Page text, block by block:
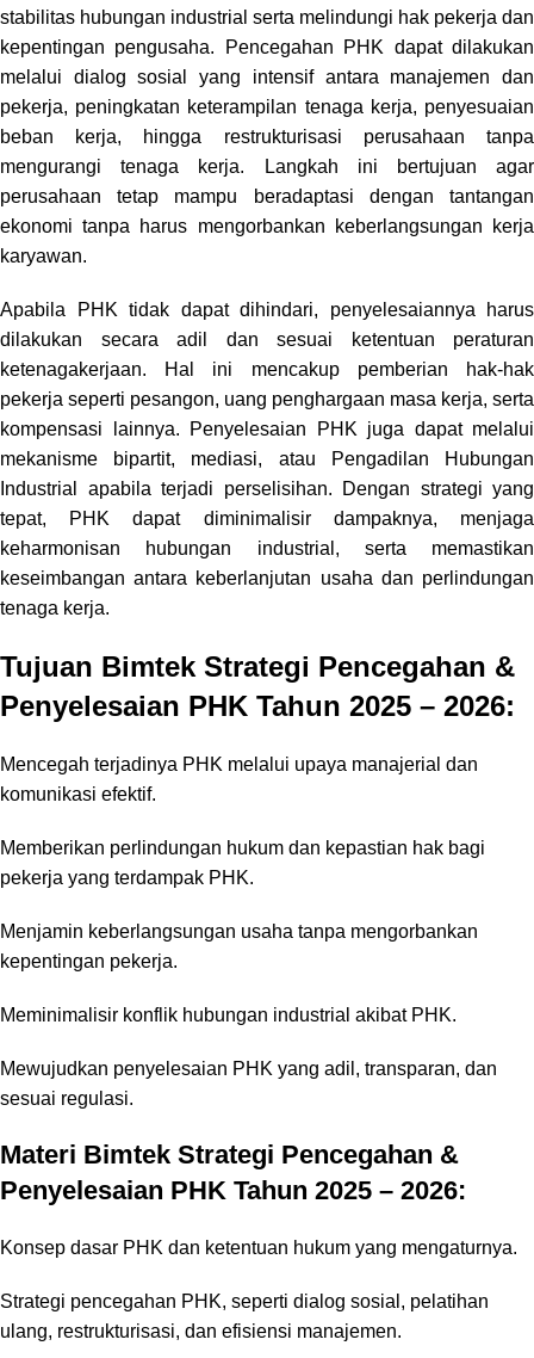
stabilitas hubungan industrial serta melindungi hak pekerja dan
kepentingan pengusaha. Pencegahan PHK dapat dilakukan
melalui dialog sosial yang intensif antara manajemen dan
pekerja, peningkatan keterampilan tenaga kerja, penyesuaian
beban kerja, hingga restrukturisasi perusahaan tanpa
mengurangi tenaga kerja. Langkah ini bertujuan agar
perusahaan tetap mampu beradaptasi dengan tantangan
ekonomi tanpa harus mengorbankan keberlangsungan kerja
karyawan.
Apabila PHK tidak dapat dihindari, penyelesaiannya harus
dilakukan secara adil dan sesuai ketentuan peraturan
ketenagakerjaan. Hal ini mencakup pemberian hak-hak
pekerja seperti pesangon, uang penghargaan masa kerja, serta
kompensasi lainnya. Penyelesaian PHK juga dapat melalui
mekanisme bipartit, mediasi, atau Pengadilan Hubungan
Industrial apabila terjadi perselisihan. Dengan strategi yang
tepat, PHK dapat diminimalisir dampaknya, menjaga
keharmonisan hubungan industrial, serta memastikan
keseimbangan antara keberlanjutan usaha dan perlindungan
tenaga kerja.
Tujuan Bimtek Strategi Pencegahan &
Penyelesaian PHK Tahun 2025 – 2026:
Mencegah terjadinya PHK melalui upaya manajerial dan
komunikasi efektif.
Memberikan perlindungan hukum dan kepastian hak bagi
pekerja yang terdampak PHK.
Menjamin keberlangsungan usaha tanpa mengorbankan
kepentingan pekerja.
Meminimalisir konflik hubungan industrial akibat PHK.
Mewujudkan penyelesaian PHK yang adil, transparan, dan
sesuai regulasi.
Materi Bimtek Strategi Pencegahan &
Penyelesaian PHK Tahun 2025 – 2026:
Konsep dasar PHK dan ketentuan hukum yang mengaturnya.
Strategi pencegahan PHK, seperti dialog sosial, pelatihan
ulang, restrukturisasi, dan efisiensi manajemen.